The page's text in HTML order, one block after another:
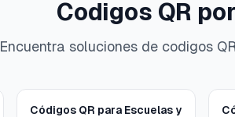
Codigos QR
Encuentra soluciones de codigos
Códigos QR para Escuelas y